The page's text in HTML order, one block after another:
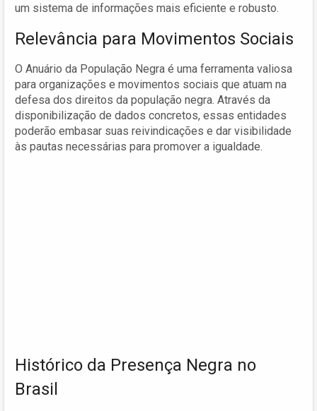
um sistema de informações mais eficiente e robusto.
Relevância para Movimentos Sociais
O Anuário da População Negra é uma ferramenta valiosa
para organizações e movimentos sociais que atuam na
defesa dos direitos da população negra. Através da
disponibilização de dados concretos, essas entidades
poderão embasar suas reivindicações e dar visibilidade
às pautas necessárias para promover a igualdade.
Histórico da Presença Negra no
Brasil